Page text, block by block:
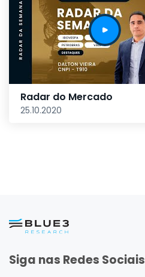
Radar do Mercado
25.10.2020
Siga nas Redes Sociais